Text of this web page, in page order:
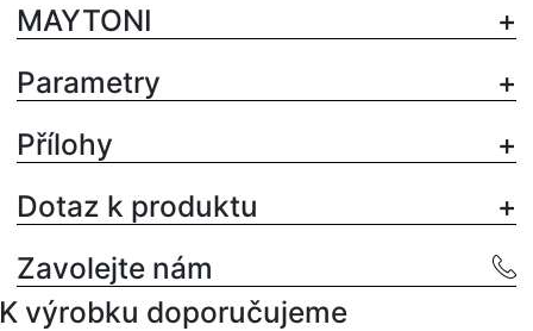
MAYTONI
Parametry
Přílohy
Dotaz k produktu
Zavolejte nám
K výrobku doporučujeme